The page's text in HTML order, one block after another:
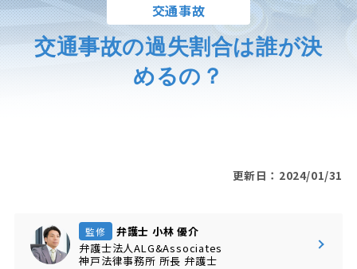
交通事故
交通事故の過失割合は誰が決
めるの？
更新日：2024/01/31
監修
弁護士 小林 優介
弁護士法人ALG&Associates
神戸法律事務所 所長 弁護士